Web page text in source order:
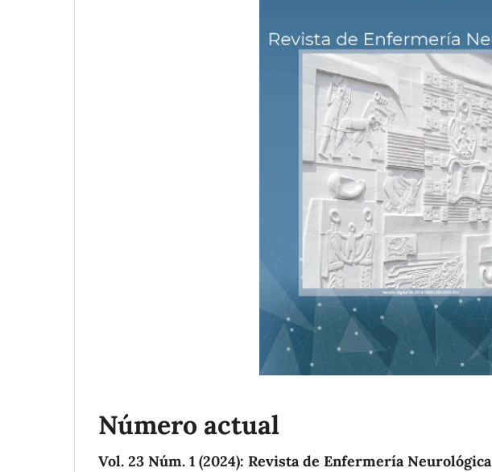
Número actual
Vol. 23 Núm. 1 (2024): Revista de Enfermería Neurológica